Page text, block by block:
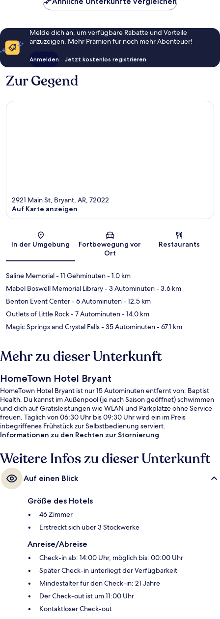
Melde dich an, um verfügbare Rabatte und Vorteile
anzuzeigen. Mehr Prämien für noch mehr Abenteuer!
Anmelden Jetzt kostenlos registrieren
Zur Gegend
Karte
2921 Main St, Bryant, AR, 72022
Auf Karte anzeigen
In der Umgebung
Fortbewegung vor
Ort
Restaurants
Saline Memorial- 11 Gehminuten- 1.0 km
Mabel Boswell Memorial Library- 3 Autominuten- 3.6 km
Benton Event Center- 6 Autominuten- 12.5 km
Outlets of Little Rock- 7 Autominuten- 14.0 km
Magic Springs and Crystal Falls- 35 Autominuten- 67.1 km
Mehr zu dieser Unterkunft
HomeTown Hotel Bryant
HomeTown Hotel Bryant ist nur 15 Autominuten entfernt von: Baptist
Health. Du kannst im Außenpool (je nach Saison geöffnet) schwimmen
und dich auf Gratisleistungen wie WLAN und Parkplätze ohne Service
freuen. Täglich von 06:30 Uhr bis 09:30 Uhr wird ein im Preis
inbegriffenes Frühstück zur Selbstbedienung serviert.
Informationen zu den Rechten zur Stornierung
Weitere Infos zu dieser Unterkunft
Auf einen Blick
Größe des Hotels
46 Zimmer
Erstreckt sich über 3 Stockwerke
Anreise/Abreise
Check-in ab: 14:00 Uhr, möglich bis: 00:00 Uhr
Später Check-in unterliegt der Verfügbarkeit
Mindestalter für den Check-in: 21 Jahre
Der Check-out ist um 11:00 Uhr
Kontaktloser Check-out